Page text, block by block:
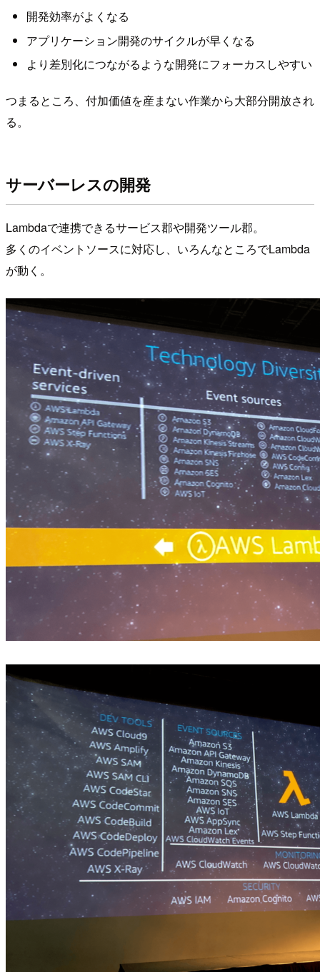
開発効率がよくなる
アプリケーション開発のサイクルが早くなる
より差別化につながるような開発にフォーカスしやすい
つまるところ、付加価値を産まない作業から大部分開放され
る。
サーバーレスの開発
Lambdaで連携できるサービス郡や開発ツール郡。
多くのイベントソースに対応し、いろんなところでLambda
が動く。